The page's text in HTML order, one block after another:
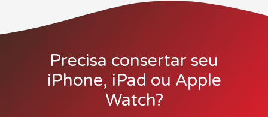
Precisa consertar seu
iPhone, iPad ou Apple
Watch?